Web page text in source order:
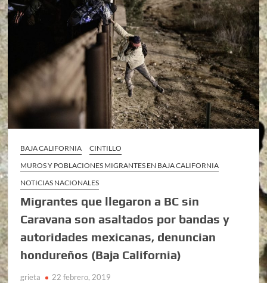
BAJA CALIFORNIA
CINTILLO
MUROS Y POBLACIONES MIGRANTES EN BAJA CALIFORNIA
NOTICIAS NACIONALES
Migrantes que llegaron a BC sin
Caravana son asaltados por bandas y
autoridades mexicanas, denuncian
hondureños (Baja California)
grieta 22 febrero, 2019